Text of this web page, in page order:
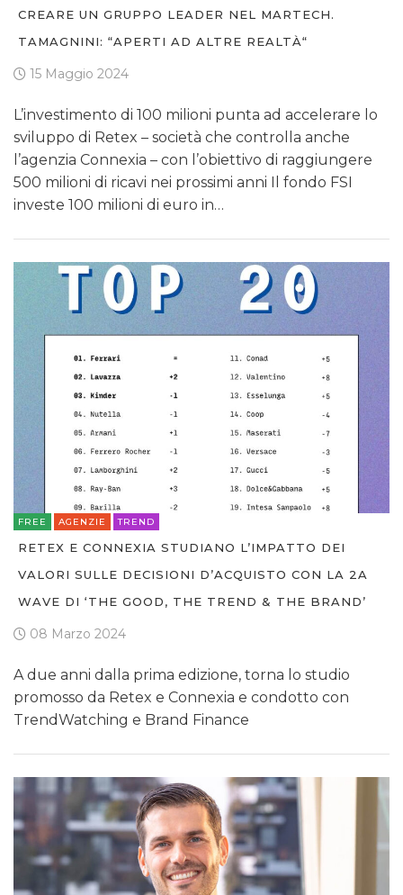
CREARE UN GRUPPO LEADER NEL MARTECH.
TAMAGNINI: “APERTI AD ALTRE REALTÀ“
15 Maggio 2024
L’investimento di 100 milioni punta ad accelerare lo
sviluppo di Retex – società che controlla anche
l’agenzia Connexia – con l’obiettivo di raggiungere
500 milioni di ricavi nei prossimi anni Il fondo FSI
investe 100 milioni di euro in…
FREE AGENZIE TREND
RETEX E CONNEXIA STUDIANO L’IMPATTO DEI
VALORI SULLE DECISIONI D’ACQUISTO CON LA 2A
WAVE DI ‘THE GOOD, THE TREND & THE BRAND’
08 Marzo 2024
A due anni dalla prima edizione, torna lo studio
promosso da Retex e Connexia e condotto con
TrendWatching e Brand Finance